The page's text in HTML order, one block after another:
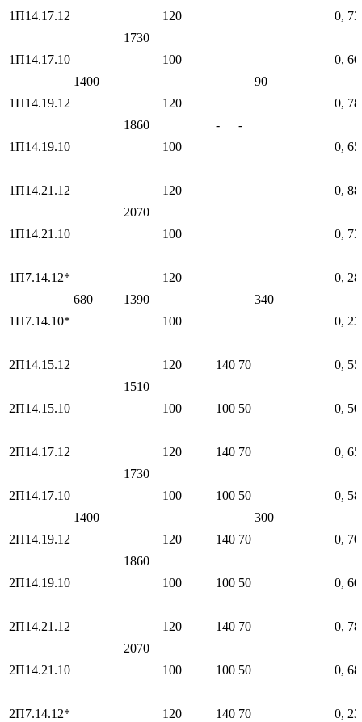
1400
- -
90
1П14.17.12
1730
120 0, 73
1П14.17.10 100 0, 60
1П14.19.12
1860
120 0, 78
1П14.19.10 100 0, 65
1П14.21.12
2070
120 0, 88
1П14.21.10 100 0, 73
1П7.14.12*
680
1390
120
340
0, 28
1П7.14.10* 100 0, 23
2П14.15.12
1400
1510
120 140 70
300
0, 55
2П14.15.10 100 100 50 0, 50
2П14.17.12
1730
120 140 70 0, 65
2П14.17.10 100 100 50 0, 58
2П14.19.12
1860
120 140 70 0, 70
2П14.19.10 100 100 50 0, 60
2П14.21.12
2070
120 140 70 0, 78
2П14.21.10 100 100 50 0, 68
2П7.14.12* 120 140 70 0, 23